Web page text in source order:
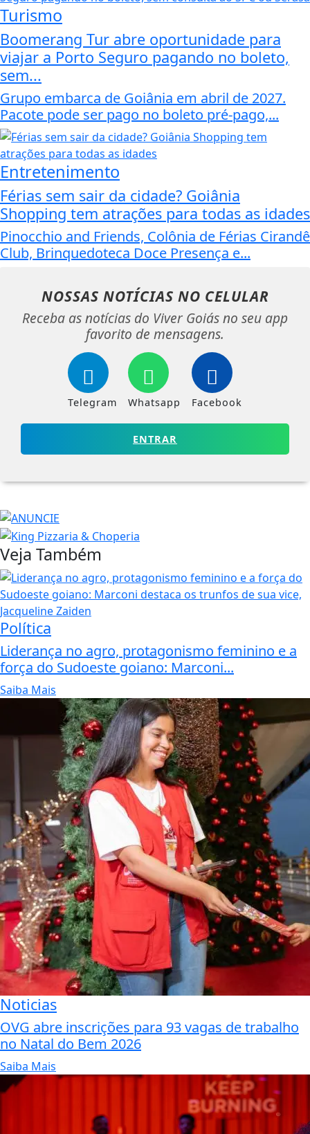
Turismo
Boomerang Tur abre oportunidade para
viajar a Porto Seguro pagando no boleto,
sem...
Grupo embarca de Goiânia em abril de 2027.
Pacote pode ser pago no boleto pré-pago,...
Entretenimento
Férias sem sair da cidade? Goiânia
Shopping tem atrações para todas as idades
Pinocchio and Friends, Colônia de Férias Cirandê
Club, Brinquedoteca Doce Presença e...
NOSSAS NOTÍCIAS NO CELULAR
Receba as notícias do Viver Goiás no seu app
favorito de mensagens.
Telegram Whatsapp Facebook
ENTRAR
Veja Também
Política
Liderança no agro, protagonismo feminino e a
força do Sudoeste goiano: Marconi...
Saiba Mais
Noticias
OVG abre inscrições para 93 vagas de trabalho
no Natal do Bem 2026
Saiba Mais